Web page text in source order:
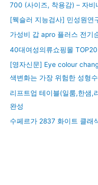
700 (사이즈, 착용감) – 자비
[웩슬러 지능검사] 민성원연
가성비 갑 apro 플러스 전기
40대여성의류쇼핑몰 TOP20
[영자신문] Eye colour
색변화는 가장 위험한 성형
리프트업 테이블(일룸,한샘,
완성
수페르가 2837 화이트 클래